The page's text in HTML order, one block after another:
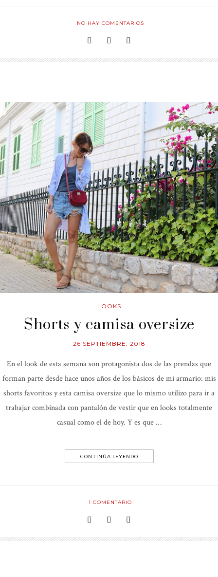
NO HAY COMENTARIOS
LOOKS
Shorts y camisa oversize
26 SEPTIEMBRE, 2018
En el look de esta semana son protagonista dos de las prendas que
forman parte desde hace unos años de los básicos de mi armario: mis
shorts favoritos y esta camisa oversize que lo mismo utilizo para ir a
trabajar combinada con pantalón de vestir que en looks totalmente
casual como el de hoy. Y es que …
CONTINÚA LEYENDO
1 COMENTARIO